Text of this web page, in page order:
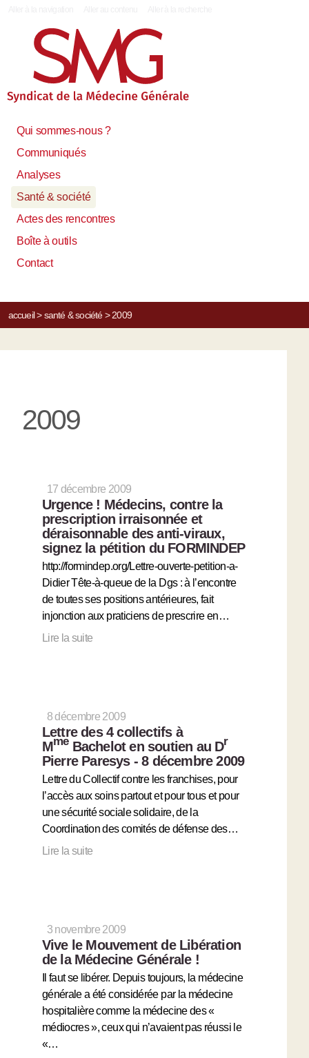
Qui sommes-nous ?
Communiqués
Analyses
Santé & société
Actes des rencontres
Boîte à outils
Contact
accueil> santé & société> 2009
2009
17 décembre 2009
Urgence ! Médecins, contre la
prescription irraisonnée et
déraisonnable des anti-viraux,
signez la pétition du FORMINDEP
http://formindep.org/Lettre-ouverte-petition-a-
Didier Tête-à-queue de la Dgs : à l’encontre
de toutes ses positions antérieures, fait
injonction aux praticiens de prescrire en…
Lire la suite
8 décembre 2009
Lettre des 4 collectifs à
MmeBachelot en soutien au Dr
Pierre Paresys - 8 décembre 2009
Lettre du Collectif contre les franchises, pour
l’accès aux soins partout et pour tous et pour
une sécurité sociale solidaire, de la
Coordination des comités de défense des…
Lire la suite
3 novembre 2009
Vive le Mouvement de Libération
de la Médecine Générale !
Il faut se libérer. Depuis toujours, la médecine
générale a été considérée par la médecine
hospitalière comme la médecine des «
médiocres », ceux qui n’avaient pas réussi le
«…